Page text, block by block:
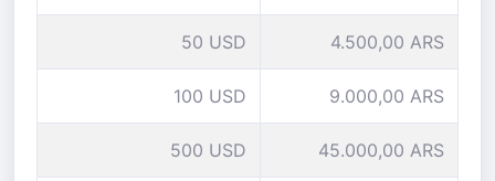
50 USD 4.500,00 ARS
100 USD 9.000,00 ARS
500 USD 45.000,00 ARS